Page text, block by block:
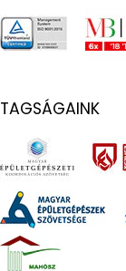
TAGSÁGAINK